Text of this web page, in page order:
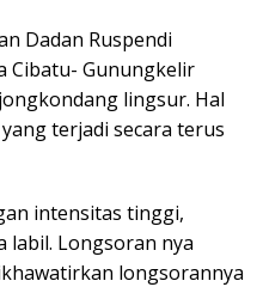
Dadan Ruspendi
Cibatu- Gunungkelir
lingsur. Hal
terjadi secara terus
intensitas tinggi,
labil. Longsoran nya
longsorannya